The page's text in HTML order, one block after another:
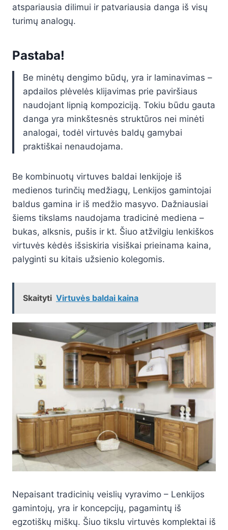
atspariausia dilimui ir patvariausia danga iš visų
turimų analogų.
Pastaba!
Be minėtų dengimo būdų, yra ir laminavimas –
apdailos plėvelės klijavimas prie paviršiaus
naudojant lipnią kompoziciją. Tokiu būdu gauta
danga yra minkštesnės struktūros nei minėti
analogai, todėl virtuvės baldų gamybai
praktiškai nenaudojama.
Be kombinuotų virtuves baldai lenkijoje iš
medienos turinčių medžiagų, Lenkijos gamintojai
baldus gamina ir iš medžio masyvo. Dažniausiai
šiems tikslams naudojama tradicinė mediena –
bukas, alksnis, pušis ir kt. Šiuo atžvilgiu lenkiškos
virtuvės kėdės išsiskiria visiškai prieinama kaina,
palyginti su kitais užsienio kolegomis.
Skaityti Virtuvės baldai kaina
Nepaisant tradicinių veislių vyravimo – Lenkijos
gamintojų, yra ir koncepcijų, pagamintų iš
egzotiškų miškų. Šiuo tikslu virtuvės komplektai iš